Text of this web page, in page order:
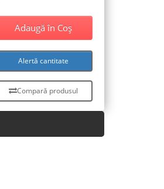
Adaugă în Coş
Alertă cantitate
Compară produsul